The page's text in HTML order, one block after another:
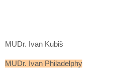
MUDr. Ivan Kubiš
MUDr. Ivan Philadelphy